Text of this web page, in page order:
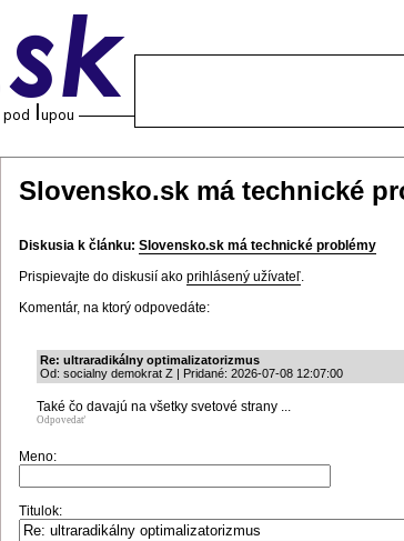
Slovensko.sk má technické
Diskusia k článku: Slovensko.sk má technické problémy
Prispievajte do diskusií ako prihlásený užívateľ.
Komentár, na ktorý odpovedáte:
Re: ultraradikálny optimalizatorizmus
Od: socialny demokrat Z | Pridané: 2026-07-08 12:07:00
Také čo davajú na všetky svetové strany ...
Odpovedať
Meno:
Titulok: